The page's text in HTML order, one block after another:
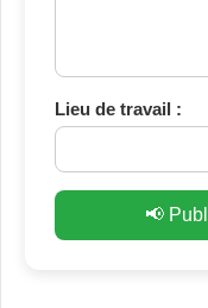
Lieu de travail :
📢